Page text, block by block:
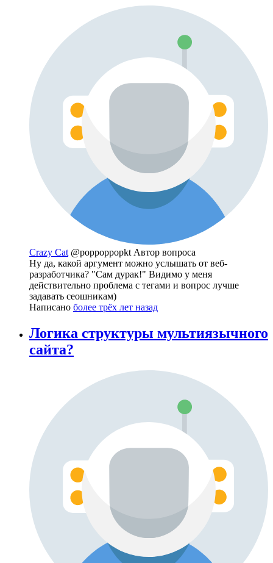
Crazy Cat @poppoppopktАвтор вопроса
Ну да, какой аргумент можно услышать от веб-
разработчика? "Сам дурак!" Видимо у меня
действительно проблема с тегами и вопрос лучше
задавать сеошникам)
Написано более трёх лет назад
Логика структуры мультиязычного
сайта?